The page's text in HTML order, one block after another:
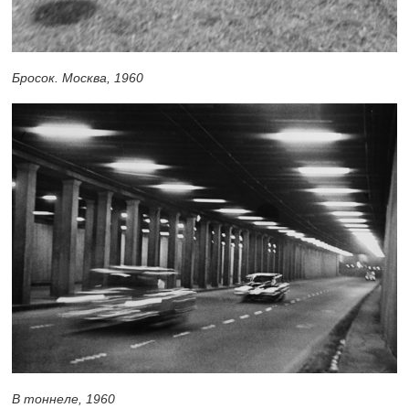
Бросок. Москва, 1960
В тоннеле, 1960